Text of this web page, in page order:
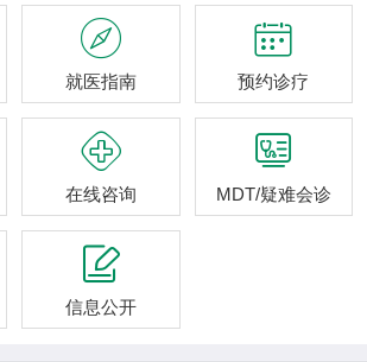

就医指南

预约诊疗

在线咨询

MDT/疑难会诊

信息公开